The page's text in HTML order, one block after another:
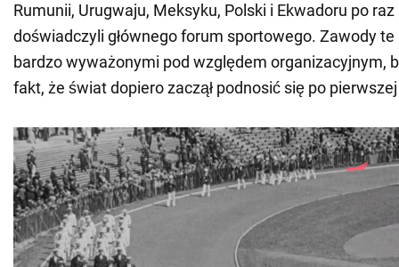
Rumunii, Urugwaju, Meksyku, Polski i Ekwadoru po
doświadczyli głównego forum sportowego. Zawody
bardzo wyważonymi pod względem organizacyjnym,
fakt, że świat dopiero zaczął podnosić się po